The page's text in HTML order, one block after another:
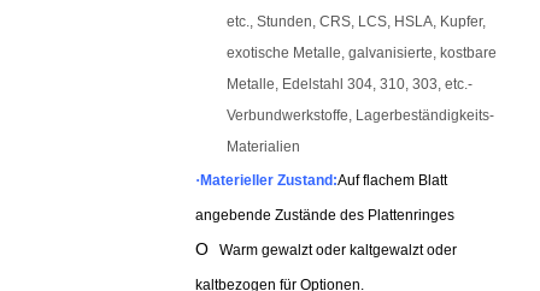
etc., Stunden, CRS, LCS, HSLA, Kupfer,
exotische Metalle, galvanisierte, kostbare
Metalle, Edelstahl 304, 310, 303, etc.-
Verbundwerkstoffe, Lagerbeständigkeits-
Materialien
· Materieller Zustand:Auf flachem Blatt
angebende Zustände des Plattenringes
O Warm gewalzt oder kaltgewalzt oder
kaltbezogen für Optionen.